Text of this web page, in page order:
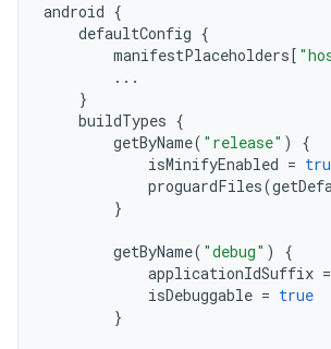
android {
defaultConfig {
manifestPlaceholders[
...
}
buildTypes {
getByName( "release" )
{
isMinifyEnabled =
proguardFiles(
}
getByName( "debug" )
{
applicationIdSuffix =
isDebuggable = true
}